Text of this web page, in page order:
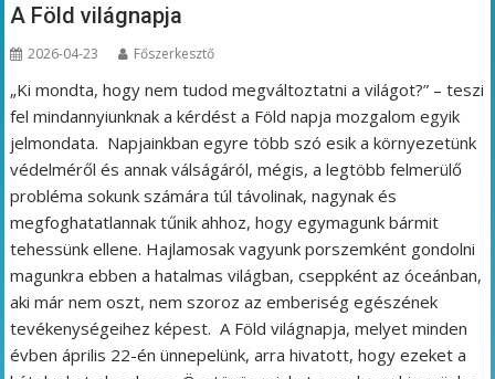
A Föld világnapja
2026-04-23 Főszerkesztő
„Ki mondta, hogy nem tudod megváltoztatni a világot?” – teszi
fel mindannyiunknak a kérdést a Föld napja mozgalom egyik
jelmondata. Napjainkban egyre több szó esik a környezetünk
védelméről és annak válságáról, mégis, a legtöbb felmerülő
probléma sokunk számára túl távolinak, nagynak és
megfoghatatlannak tűnik ahhoz, hogy egymagunk bármit
tehessünk ellene. Hajlamosak vagyunk porszemként gondolni
magunkra ebben a hatalmas világban, cseppként az óceánban,
aki már nem oszt, nem szoroz az emberiség egészének
tevékenységeihez képest. A Föld világnapja, melyet minden
évben április 22-én ünnepelünk, arra hivatott, hogy ezeket a